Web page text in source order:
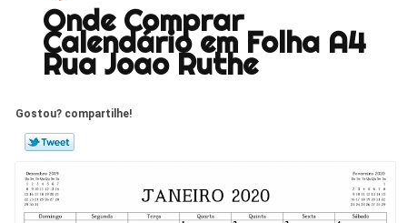
Onde Comprar
Calendário em Folha A4
Rua Joao Ruthe
Gostou? compartilhe!